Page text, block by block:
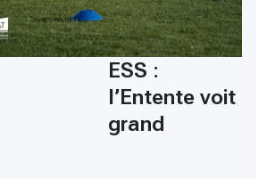
ESS :
l’Entente voit
grand